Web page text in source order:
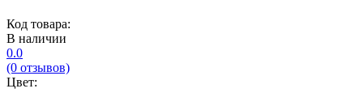
Код товара:
В наличии
0.0
(0 отзывов)
Цвет: